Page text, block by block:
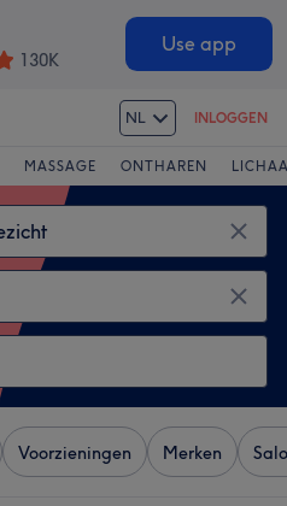
130K
Use app
NL INLOGGEN
MASSAGE ONTHAREN
Voorzieningen Merken